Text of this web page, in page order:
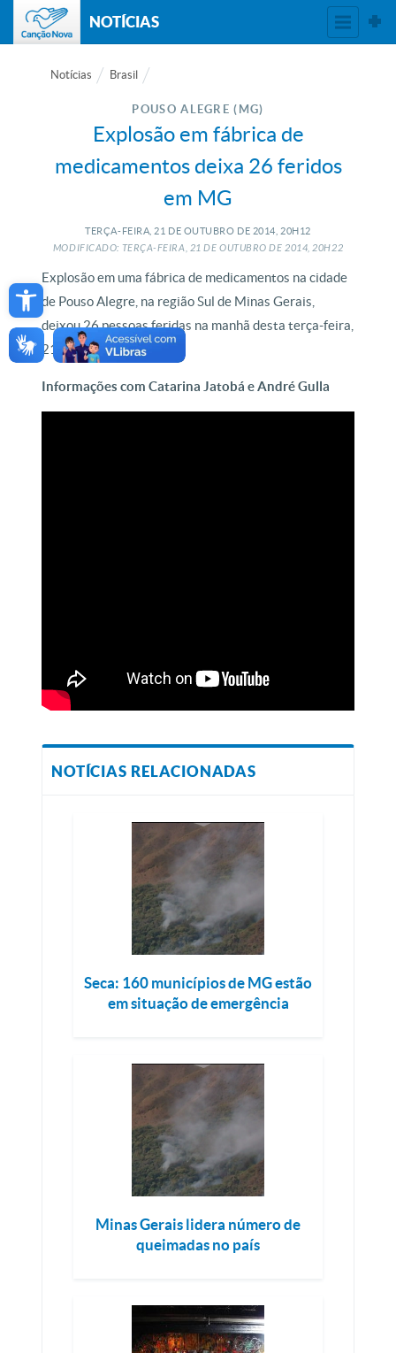
Open toolbar
NOTÍCIAS
Notícias Brasil
POUSO ALEGRE (MG)
Explosão em fábrica de
medicamentos deixa 26 feridos
em MG
TERÇA-FEIRA, 21 DE OUTUBRO DE 2014, 20H12
MODIFICADO: TERÇA-FEIRA, 21 DE OUTUBRO DE2014, 20H22
Explosão em uma fábrica de medicamentos na cidade
de Pouso Alegre, na região Sul de Minas Gerais,
deixou 26 pessoas feridas na manhã desta terça-feira,
21.
Informações com Catarina Jatobá e André Gulla
NOTÍCIAS RELACIONADAS
Seca: 160 municípios de MG estão
em situação de emergência
Minas Gerais lidera número de
queimadas no país